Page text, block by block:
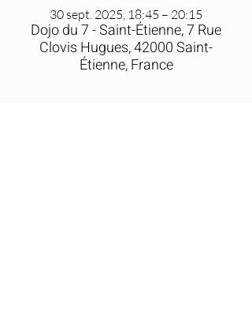
30 sept. 2025, 18:45 – 20:15
Dojo du 7 - Saint-Étienne, 7 Rue
Clovis Hugues, 42000 Saint-
Étienne, France